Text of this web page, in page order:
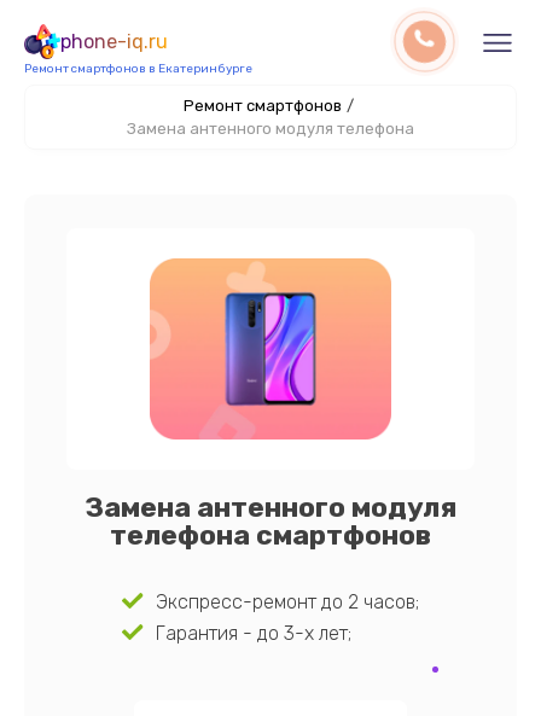
phone-iq.ru
Ремонт смартфонов в Екатеринбурге
Ремонт смартфонов /
Замена антенного модуля телефона
Замена антенного модуля
телефона смартфонов
Экспресс-ремонт до 2 часов;
Гарантия - до 3-х лет;